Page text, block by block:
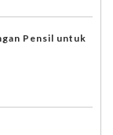
Pensil untuk